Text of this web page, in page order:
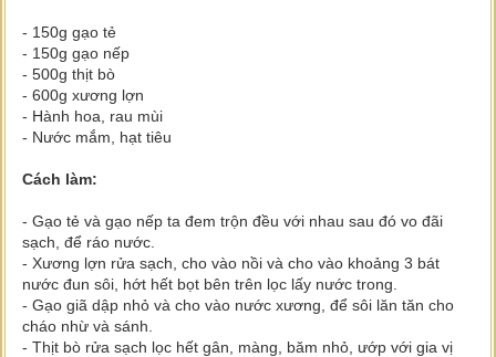
- 150g gạo tẻ
- 150g gạo nếp
- 500g thịt bò
- 600g xương lợn
- Hành hoa, rau mùi
- Nước mắm, hạt tiêu
Cách làm:
- Gạo tẻ và gạo nếp ta đem trộn đều với nhau sau đó vo đãi
sạch, để ráo nước.
- Xương lợn rửa sạch, cho vào nồi và cho vào khoảng 3 bát
nước đun sôi, hớt hết bọt bên trên lọc lấy nước trong.
- Gạo giã dập nhỏ và cho vào nước xương, để sôi lăn tăn cho
cháo nhừ và sánh.
- Thịt bò rửa sạch lọc hết gân, màng, băm nhỏ, ướp với gia vị